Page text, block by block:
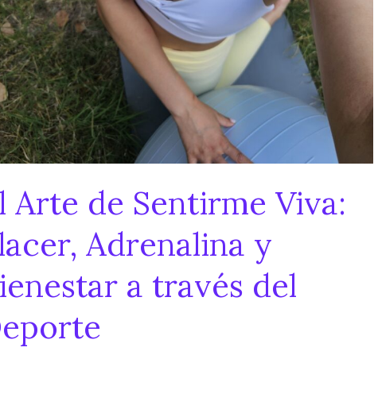
Arte de Sentirme Viva:
Adrenalina y
a través del